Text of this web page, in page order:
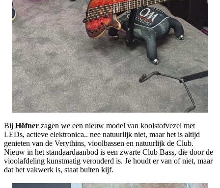
Bij Höfner zagen we een nieuw model van koolstofvezel met
LEDs, actieve elektronica.. nee natuurlijk niet, maar het is altijd
genieten van de Verythins, vioolbassen en natuurlijk de Club.
Nieuw in het standaardaanbod is een zwarte Club Bass, die door de
vioolafdeling kunstmatig verouderd is. Je houdt er van of niet, maar
dat het vakwerk is, staat buiten kijf.